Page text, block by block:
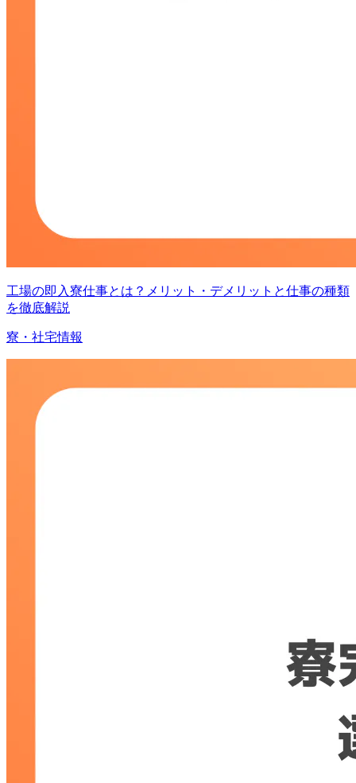
工場の即入寮仕事とは？メリット・デメリットと仕事の種類
を徹底解説
寮・社宅情報